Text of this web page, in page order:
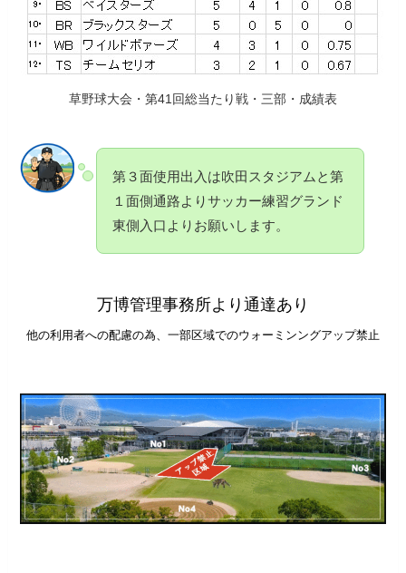
草野球大会・第41回総当たり戦・三部・成績表
第３面使用出入は吹田スタジアムと第
１面側通路よりサッカー練習グランド
東側入口よりお願いします。
万博管理事務所より通達あり
他の利用者への配慮の為、一部区域でのウォーミンングアップ禁止